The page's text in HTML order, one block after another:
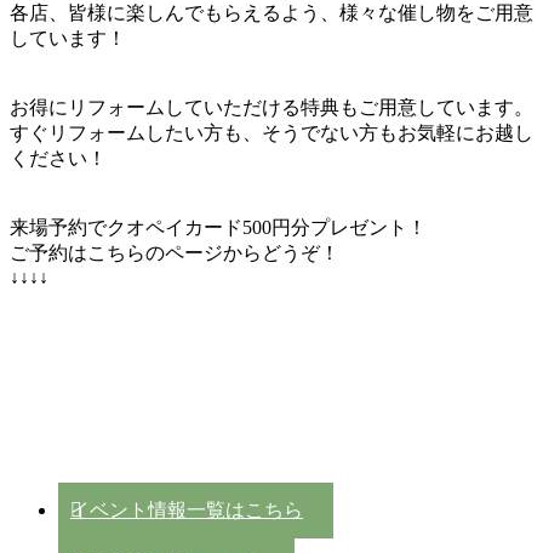
各店、皆様に楽しんでもらえるよう、様々な催し物をご用意
しています！
お得にリフォームしていただける特典もご用意しています。
すぐリフォームしたい方も、そうでない方もお気軽にお越し
ください！
来場予約でクオペイカード500円分プレゼント！
ご予約はこちらのページからどうぞ！
↓↓↓↓
イベント情報一覧はこちら